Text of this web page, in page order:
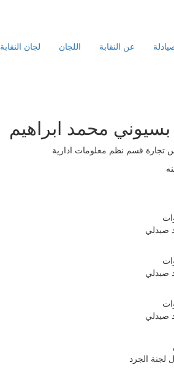
عن النقابة اللجان لجان النقابة
محمد ابراهيم
تجارة قسم نظم معلومات ادارية
صيدلي
صيدلي
صيدلي
الجرد